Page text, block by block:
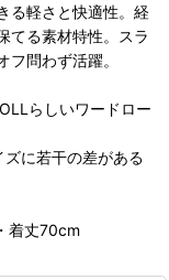
る軽さと快適性。経
てる素材特性。スラ
問わず活躍。
らしいワードロー
に若干の差がある
着丈70cm